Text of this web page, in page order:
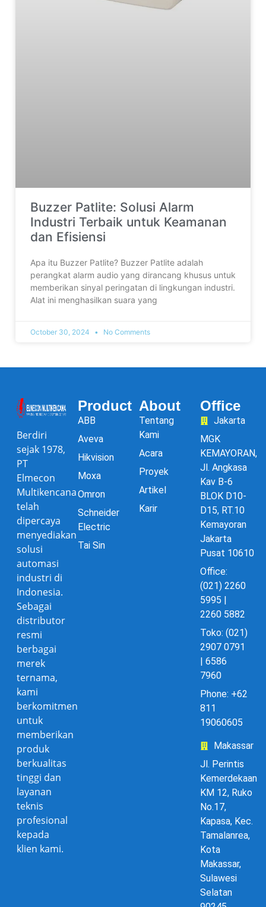
Buzzer Patlite: Solusi Alarm
Industri Terbaik untuk Keamanan
dan Efisiensi
Apa itu Buzzer Patlite? Buzzer Patlite adalah
perangkat alarm audio yang dirancang khusus untuk
memberikan sinyal peringatan di lingkungan industri.
Alat ini menghasilkan suara yang
October 30, 2024 No Comments
Berdiri
sejak 1978,
PT
Elmecon
Multikencana
telah
dipercaya
menyediakan
solusi
automasi
industri di
Indonesia.
Sebagai
distributor
resmi
berbagai
merek
ternama,
kami
berkomitmen
untuk
memberikan
produk
berkualitas
tinggi dan
layanan
teknis
profesional
kepada
klien kami.
Product
ABB
Aveva
Hikvision
Moxa
Omron
Schneider
Electric
Tai Sin
About
Tentang
Kami
Acara
Proyek
Artikel
Karir
Office
Jakarta
MGK
KEMAYORAN,
Jl. Angkasa
Kav B-6
BLOK D10-
D15, RT.10
Kemayoran
Jakarta
Pusat 10610
Office:
(021) 2260
5995 |
2260 5882
Toko: (021)
2907 0791
| 6586
7960
Phone: +62
811
19060605
Makassar
Jl. Perintis
Kemerdekaan
KM 12, Ruko
No.17,
Kapasa, Kec.
Tamalanrea,
Kota
Makassar,
Sulawesi
Selatan